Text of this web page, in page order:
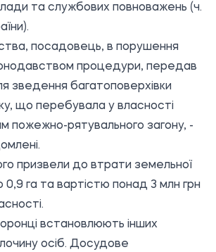
та службових повноважень (ч.
посадовець, в порушення
процедури, передав
зведення багатоповерхівки
що перебувала у власності
пожежно-рятувального загону, -
призвели до втрати земельної
га та вартістю понад 3 млн грн
встановлюють інших
осіб. Досудове